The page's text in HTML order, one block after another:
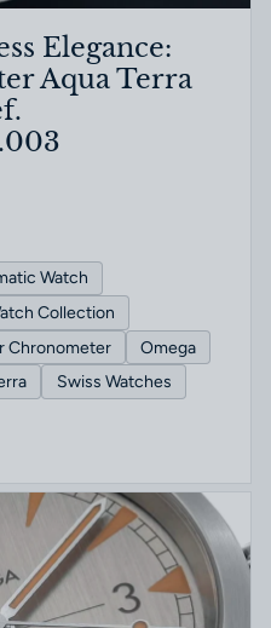
Elegance:
Aqua Terra
Watch
Collection
Chronometer
Omega
Swiss Watches